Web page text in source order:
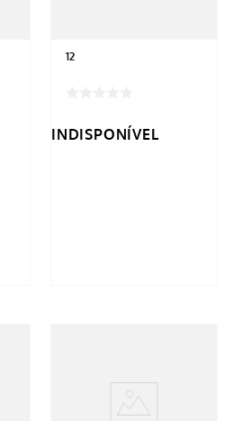
12
INDISPONÍVEL